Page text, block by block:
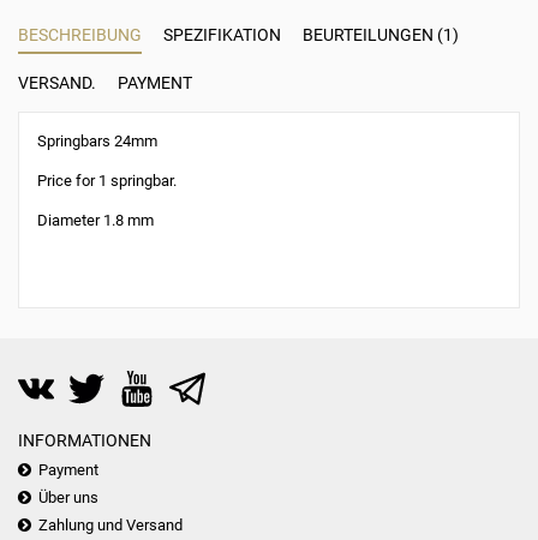
BESCHREIBUNG SPEZIFIKATION BEURTEILUNGEN (1)
VERSAND. PAYMENT
Springbars 24mm
Price for 1 springbar.
Diameter 1.8 mm
INFORMATIONEN
Payment
Über uns
Zahlung und Versand